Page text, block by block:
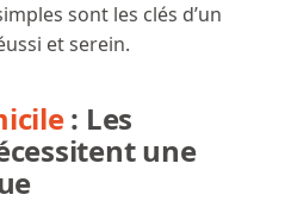
sont les clés d’un
et serein.
: Les
une